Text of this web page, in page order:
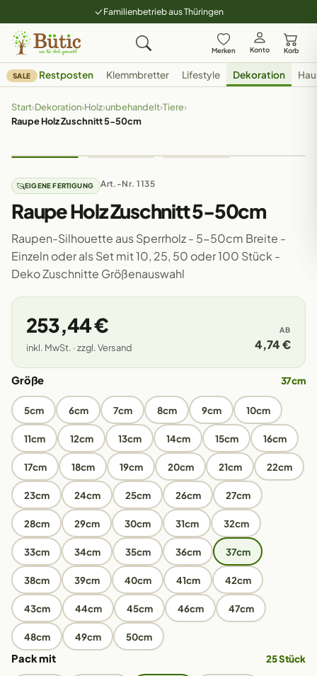
Familienbetrieb aus Thüringen
Merken Konto Korb
SALE Restposten Klemmbretter Lifestyle Dekoration
Start›Dekoration›Holz›unbehandelt›Tiere›
Raupe Holz Zuschnitt 5-50cm
EIGENE FERTIGUNG Art.-Nr. 1135
Raupe Holz Zuschnitt 5-50cm
Raupen-Silhouette aus Sperrholz - 5-50cm Breite -
Einzeln oder als Set mit 10, 25, 50 oder 100 Stück -
Deko Zuschnitte Größenauswahl
253,44 €
inkl. MwSt. · zzgl. Versand
AB
4,74 €
Größe 37cm
5cm 6cm 7cm 8cm 9cm 10cm
11cm 12cm 13cm 14cm 15cm 16cm
17cm 18cm 19cm 20cm 21cm 22cm
23cm 24cm 25cm 26cm 27cm
28cm 29cm 30cm 31cm 32cm
33cm 34cm 35cm 36cm 37cm
38cm 39cm 40cm 41cm 42cm
43cm 44cm 45cm 46cm 47cm
48cm 49cm 50cm
Pack mit 25 Stück